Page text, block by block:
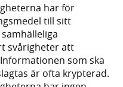
har för
till sitt
svårigheter att
som ska
är ofta krypterad.